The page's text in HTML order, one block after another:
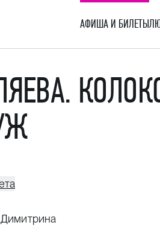
и балета
АФИША И БИЛЕТЫ